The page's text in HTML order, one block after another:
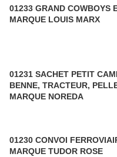
01233 GRAND COWBOYS
MARQUE LOUIS MARX
01231 SACHET PETIT
BENNE, TRACTEUR,
MARQUE NOREDA
01230 CONVOI
MARQUE TUDOR ROSE